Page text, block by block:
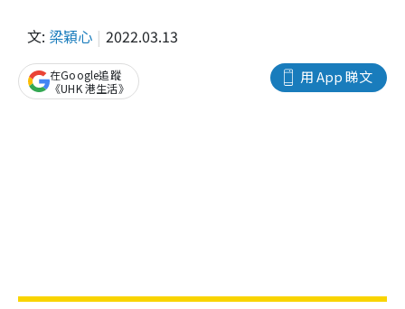
文: 梁穎心 2022.03.13
用 App 睇文
在Google追蹤
《UHK 港生活》